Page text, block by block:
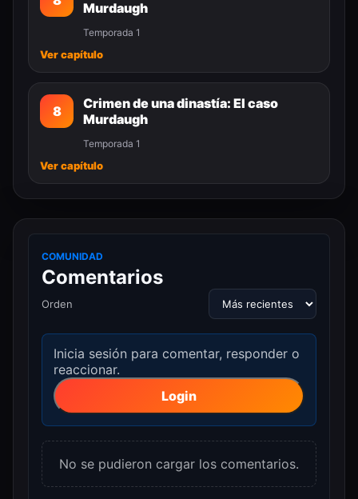
Murdaugh
Temporada 1
Ver capítulo
8
Crimen de una dinastía: El caso
Murdaugh
Temporada 1
Ver capítulo
COMUNIDAD
Comentarios
Orden
Inicia sesión para comentar, responder o
reaccionar.
Login
No se pudieron cargar los comentarios.